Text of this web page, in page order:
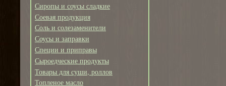
Сиропы и соусы сладкие
Соевая продукция
Соль и солезаменители
Соусы и заправки
Специи и приправы
Сыроедческие продукты
Товары для суши, роллов
Топленое масло